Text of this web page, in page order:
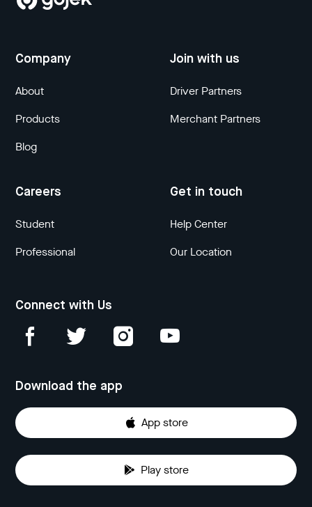
Company
About
Products
Blog
Join with us
Driver Partners
Merchant Partners
Careers
Student
Professional
Get in touch
Help Center
Our Location
Connect with Us
Download the app
App store
Play store